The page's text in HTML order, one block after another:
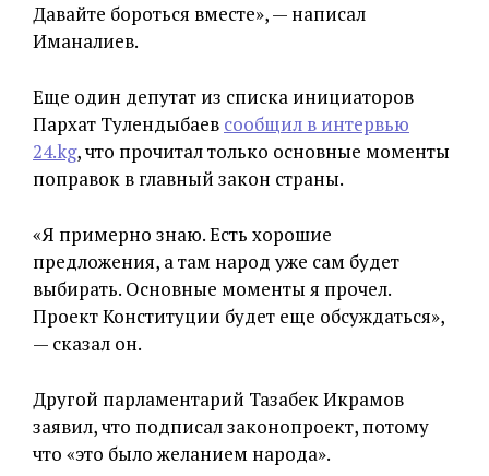
Давайте бороться вместе», — написал
Иманалиев.
Еще один депутат из списка инициаторов
Пархат Тулендыбаев сообщил в интервью
24.kg, что прочитал только основные моменты
поправок в главный закон страны.
«Я примерно знаю. Есть хорошие
предложения, а там народ уже сам будет
выбирать. Основные моменты я прочел.
Проект Конституции будет еще обсуждаться»,
— сказал он.
Другой парламентарий Тазабек Икрамов
заявил, что подписал законопроект, потому
что «это было желанием народа».